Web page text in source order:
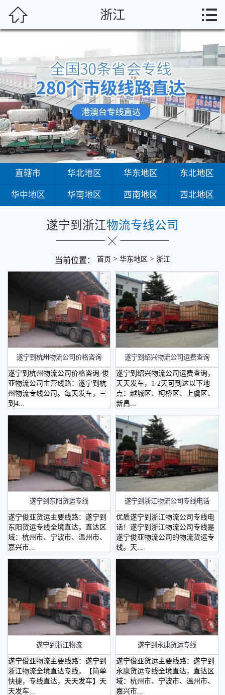
遂 华北地区
华东地区
东北地区
华中地区
华南地区
西南地区
西北地区
 浙江 
直辖市 华北地区 华东地区 东北地区
华中地区 华南地区 西南地区 西北地区
遂宁到浙江物流专线公司
当前位置： 首页 > 华东地区 > 浙江
遂宁到杭州物流公司价格咨询
遂宁到杭州物流公司价格咨询-俊
亚物流公司主营线路：遂宁到杭
州物流专线公司。每天发车，三
到4...
遂宁到绍兴物流公司运费查询
遂宁到绍兴物流公司运费查询，
天天发车，1-2天可到达以下地
点：越城区、柯桥区、上虞区、
新昌...
遂宁到东阳货运专线
遂宁俊亚货运主要线路：遂宁到
东阳货运专线全境直达，直达区
域：杭州市、宁波市、温州市、
嘉兴市...
遂宁到浙江物流公司专线电话
优质遂宁到浙江物流公司专线电
话！遂宁到浙江物流公司专线是
遂宁俊亚物流公司的物流货运专
线。天...
遂宁到浙江物流
遂宁俊亚物流主要线路：遂宁到
浙江物流全境直达专线，【简单
快捷，专线直达，天天发车】天
天发车...
遂宁到永康货运专线
遂宁俊亚货运主要线路：遂宁到
永康货运专线全境直达，直达区
域：杭州市、宁波市、温州市、
嘉兴市...